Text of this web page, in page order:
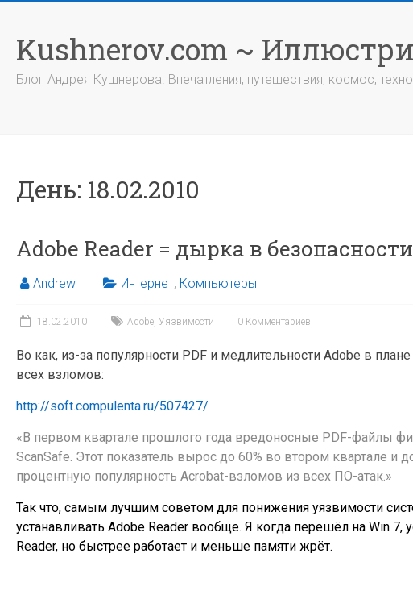
содержимому
Kushnerov.com ~
Блог Андрея Кушнерова. Впечатления, путешествия, космос,
День: 18.02.2010
Adobe Reader = дырка в безопасности
Andrew Интернет, Компьютеры
18.02.2010 Adobe, Уязвимости 0 Комментариев
Во как, из-за популярности PDF и медлительности Adobe в
всех взломов:
http://soft.compulenta.ru/507427/
«В первом квартале прошлого года вредоносные PDF-файлы
ScanSafe. Этот показатель вырос до 60% во втором квартале и
процентную популярность Acrobat-взломов из всех ПО-атак.»
Так что, самым лучшим советом для понижения уязвимости
устанавливать Adobe Reader вообще. Я когда перешёл на Win 7,
Reader, но быстрее работает и меньше памяти жрёт.